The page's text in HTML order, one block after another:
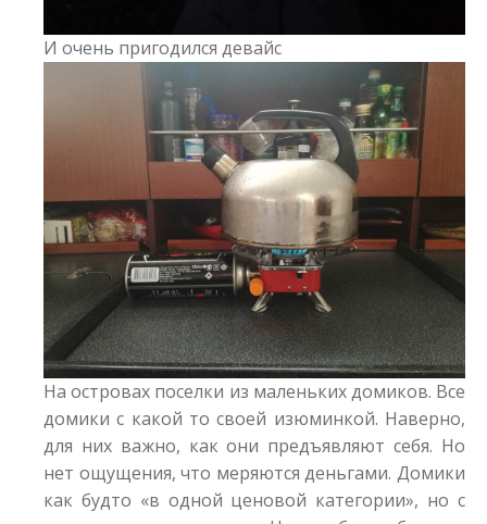
И очень пригодился девайс
На островах поселки из маленьких домиков. Все
домики с какой то своей изюминкой. Наверно,
для них важно, как они предъявляют себя. Но
нет ощущения, что меряются деньгами. Домики
как будто «в одной ценовой категории», но с